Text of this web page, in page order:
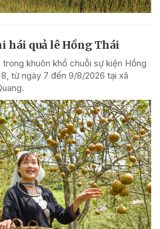
hái quả lê Hồng Thái
trong khuôn khổ chuỗi sự kiện Hồng
từ ngày 7 đến 9/8/2026 tại xã